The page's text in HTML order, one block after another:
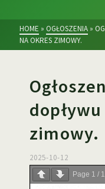
HOME » OGŁOSZENIA »
NA OKRES ZIMOWY.
zimowy.
2025-10-12
Page 1 / 1